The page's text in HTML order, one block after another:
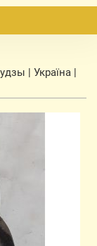
| Україна |